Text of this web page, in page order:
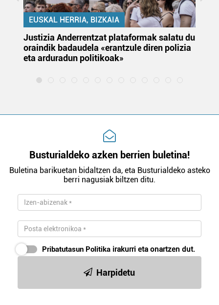
EUSKAL HERRIA, BIZKAIA
Justizia Anderrentzat plataformak salatu du
oraindik badaudela «erantzule diren polizia
eta arduradun politikoak»
Busturialdeko azken berrien buletina!
Buletina barikuetan bidaltzen da, eta Busturialdeko asteko
berri nagusiak biltzen ditu.
Pribatutasun Politika irakurri eta onartzen dut.
Harpidetu